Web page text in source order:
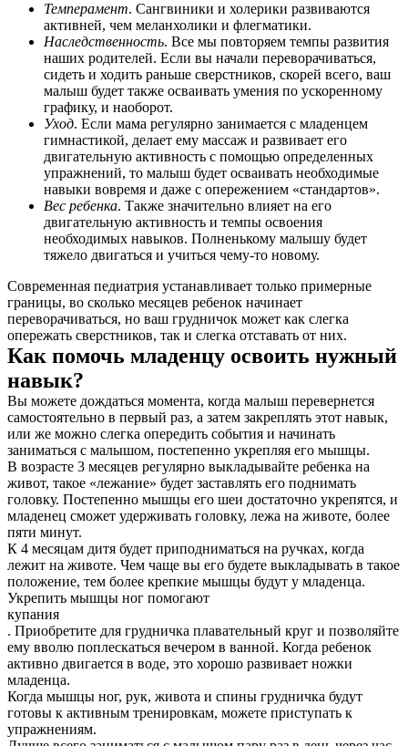
Темперамент. Сангвиники и холерики развиваются
активней, чем меланхолики и флегматики.
Наследственность. Все мы повторяем темпы развития
наших родителей. Если вы начали переворачиваться,
сидеть и ходить раньше сверстников, скорей всего, ваш
малыш будет также осваивать умения по ускоренному
графику, и наоборот.
Уход. Если мама регулярно занимается с младенцем
гимнастикой, делает ему массаж и развивает его
двигательную активность с помощью определенных
упражнений, то малыш будет осваивать необходимые
навыки вовремя и даже с опережением «стандартов».
Вес ребенка. Также значительно влияет на его
двигательную активность и темпы освоения
необходимых навыков. Полненькому малышу будет
тяжело двигаться и учиться чему-то новому.
Современная педиатрия устанавливает только примерные
границы, во сколько месяцев ребенок начинает
переворачиваться, но ваш грудничок может как слегка
опережать сверстников, так и слегка отставать от них.
Как помочь младенцу освоить нужный
навык?
Вы можете дождаться момента, когда малыш перевернется
самостоятельно в первый раз, а затем закреплять этот навык,
или же можно слегка опередить события и начинать
заниматься с малышом, постепенно укрепляя его мышцы.
В возрасте 3 месяцев регулярно выкладывайте ребенка на
живот, такое «лежание» будет заставлять его поднимать
головку. Постепенно мышцы его шеи достаточно укрепятся, и
младенец сможет удерживать головку, лежа на животе, более
пяти минут.
К 4 месяцам дитя будет приподниматься на ручках, когда
лежит на животе. Чем чаще вы его будете выкладывать в такое
положение, тем более крепкие мышцы будут у младенца.
Укрепить мышцы ног помогают
купания
. Приобретите для грудничка плавательный круг и позволяйте
ему вволю поплескаться вечером в ванной. Когда ребенок
активно двигается в воде, это хорошо развивает ножки
младенца.
Когда мышцы ног, рук, живота и спины грудничка будут
готовы к активным тренировкам, можете приступать к
упражнениям.